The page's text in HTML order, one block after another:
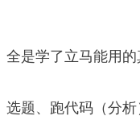
全是学了立马能用
选题、跑代码（分